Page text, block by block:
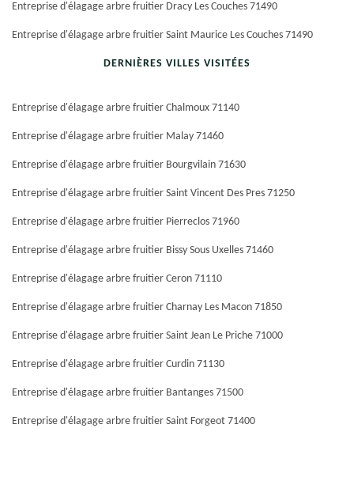
Entreprise d'élagage arbre fruitier Dracy Les Couches 71490
Entreprise d'élagage arbre fruitier Saint Maurice Les Couches 71490
DERNIÈRES VILLES VISITÉES
Entreprise d'élagage arbre fruitier Chalmoux 71140
Entreprise d'élagage arbre fruitier Malay 71460
Entreprise d'élagage arbre fruitier Bourgvilain 71630
Entreprise d'élagage arbre fruitier Saint Vincent Des Pres 71250
Entreprise d'élagage arbre fruitier Pierreclos 71960
Entreprise d'élagage arbre fruitier Bissy Sous Uxelles 71460
Entreprise d'élagage arbre fruitier Ceron 71110
Entreprise d'élagage arbre fruitier Charnay Les Macon 71850
Entreprise d'élagage arbre fruitier Saint Jean Le Priche 71000
Entreprise d'élagage arbre fruitier Curdin 71130
Entreprise d'élagage arbre fruitier Bantanges 71500
Entreprise d'élagage arbre fruitier Saint Forgeot 71400